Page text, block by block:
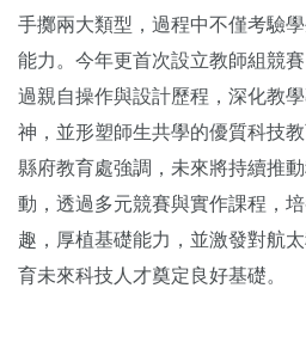
手擲兩大類型，過程中不僅考驗
能力。今年更首次設立教師組競
過親自操作與設計歷程，深化教
神，並形塑師生共學的優質科技教
縣府教育處強調，未來將持續推
動，透過多元競賽與實作課程，
趣，厚植基礎能力，並激發對航
育未來科技人才奠定良好基礎。